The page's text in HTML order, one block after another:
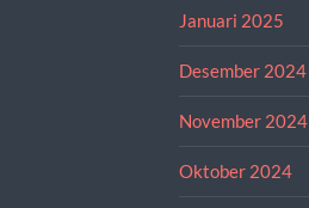
Januari 2025
Desember 2024
November 2024
Oktober 2024